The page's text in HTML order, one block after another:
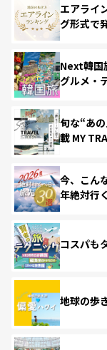
エアライ
グ形式で
Next韓国
グルメ・
旬な“あ
載 MY
今、こん
年絶対行
コスパも
地球の歩